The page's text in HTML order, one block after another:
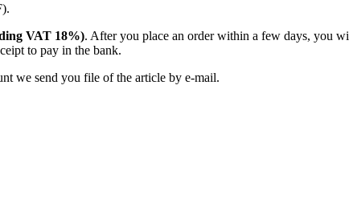
VAT 18%). After you place an order within a few days, you
to pay in the bank.
we send you file of the article by e-mail.